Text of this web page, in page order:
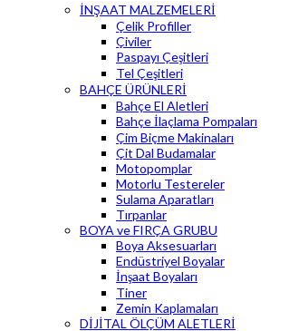
İNŞAAT MALZEMELERİ
Çelik Profiller
Çiviler
Paspayı Çeşitleri
Tel Çeşitleri
BAHÇE ÜRÜNLERİ
Bahçe El Aletleri
Bahçe İlaçlama Pompaları
Çim Biçme Makinaları
Çit Dal Budamalar
Motopomplar
Motorlu Testereler
Sulama Aparatları
Tırpanlar
BOYA ve FIRÇA GRUBU
Boya Aksesuarları
Endüstriyel Boyalar
İnşaat Boyaları
Tiner
Zemin Kaplamaları
DİJİTAL ÖLÇÜM ALETLERİ